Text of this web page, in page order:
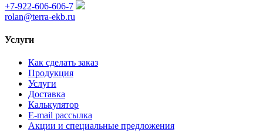
+7-922-606-606-7
rolan@terra-ekb.ru
Услуги
Как сделать заказ
Продукция
Услуги
Доставка
Калькулятор
E-mail рассылка
Акции и специальные предложения